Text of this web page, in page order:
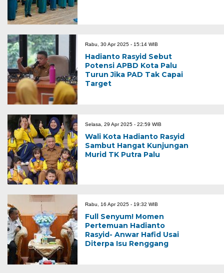
Rabu, 30 Apr 2025 - 15:14 WIB
Hadianto Rasyid Sebut
Potensi APBD Kota Palu
Turun Jika PAD Tak Capai
Target
Selasa, 29 Apr 2025 - 22:59 WIB
Wali Kota Hadianto Rasyid
Sambut Hangat Kunjungan
Murid TK Putra Palu
Rabu, 16 Apr 2025 - 19:32 WIB
Full Senyum! Momen
Pertemuan Hadianto
Rasyid- Anwar Hafid Usai
Diterpa Isu Renggang